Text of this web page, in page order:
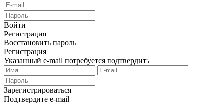
Войти
Регистрация
Восстановить пароль
Регистрация
Указанный e-mail потребуется подтвердить
Зарегистрироваться
Подтвердите e-mail